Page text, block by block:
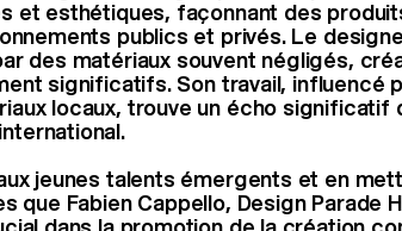
et esthétiques, façonnant des
publics et privés. Le
des matériaux souvent négligés,
significatifs. Son travail, influencé
locaux, trouve un écho significatif
jeunes talents émergents et en
que Fabien Cappello, Design Parade